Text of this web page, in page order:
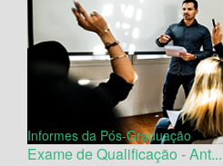
Informes da Pós-Graduação
Exame de Qualificação - Ant...